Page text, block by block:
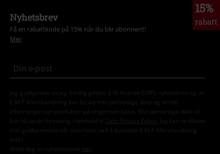
15%
rabatt
Nyhetsbrev
Få en rabattkode på 15% når du blir abonnent!
Mer
Jeg godkjenner at jeg frivillig godtar å få tilsendt EMPs nyhetsbrev og at
E.M.P Merchandising kan bruke min personlige data og sende
informasjon om produkter på et gjentatt basis. Min personlige data vil
kun bli brukt forsvarlig i henhold til
Data Privacy Policy
. Jeg kan ta tilbake
min godkjennelse når som helst ved å kontakte E.M.P Merchandising
mbH
Meld deg av nyhetsbrevet her